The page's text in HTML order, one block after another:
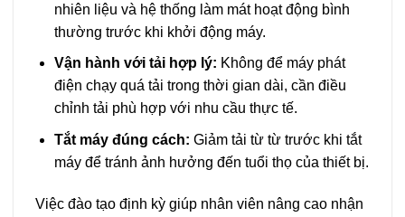
nhiên liệu và hệ thống làm mát hoạt động bình
thường trước khi khởi động máy.
Vận hành với tải hợp lý: Không để máy phát
điện chạy quá tải trong thời gian dài, cần điều
chỉnh tải phù hợp với nhu cầu thực tế.
Tắt máy đúng cách: Giảm tải từ từ trước khi tắt
máy để tránh ảnh hưởng đến tuổi thọ của thiết bị.
Việc đào tạo định kỳ giúp nhân viên nâng cao nhận